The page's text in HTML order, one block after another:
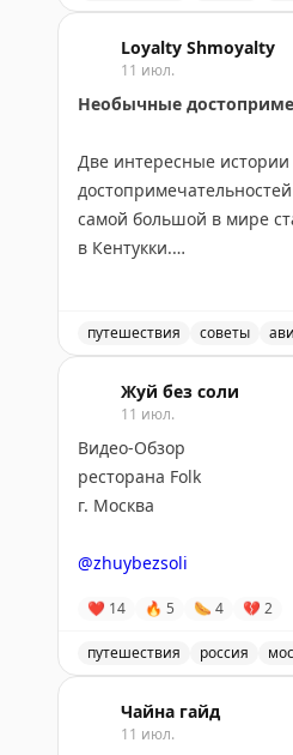
Loyalty Shmoyalty
11 июл.
Необычные
Две интересные
самой большой в мире
в Кентукки.
штатов США за 35 лет.
Вашингтоне, Гуаме,
побережьем и отличным
Эти истории
серьёзных
путешествия советы
Жуй без соли
11 июл.
Видео-Обзор
ресторана Folk
г. Москва
@zhuybezsoli
❤ 14 🔥 5 🌭 4 💔 2
путешествия россия
Чайна гайд
11 июл.